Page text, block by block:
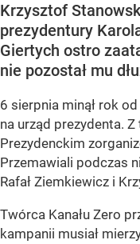
Krzysztof
prezydentury
Giertych ostro
nie pozostał mu
6 sierpnia minął rok
na urząd prezydenta.
Prezydenckim
Przemawiali podczas
Rafał Ziemkiewicz i
Twórca Kanału Zero
kampanii musiał